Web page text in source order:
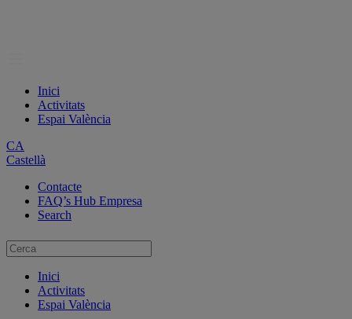
Inici
Activitats
Espai València
CA
Castellà
Contacte
FAQ’s Hub Empresa
Search
Inici
Activitats
Espai València